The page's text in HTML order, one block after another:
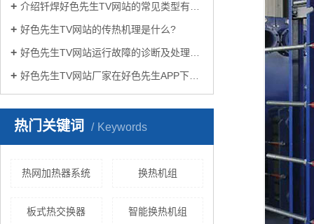
介绍钎焊好色先生TV网站的常见类型有哪些
好色先生TV网站的传热机理是什么?
好色先生TV网站运行故障的诊断及处理方法
好色先生TV网站厂家在好色先生APP下载苹果手机安装生活中有哪些作用？
热门关键词 Keywords
热网加热器系统 换热机组
板式热交换器 智能换热机组